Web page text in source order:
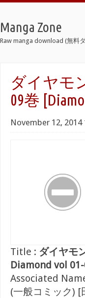
Manga Zone
Raw manga download (無料
ダイヤモ
09巻
November 12, 2014
Title : ダイヤモ
Diamond vol
Associated
(一般コミック)